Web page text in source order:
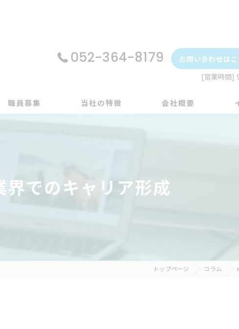
052-364-8179 お問い合わせはこ
[営業時間]
職員募集 当社の特徴
動画編集
会社概要
界でのキャリア形成
トップページ コラム